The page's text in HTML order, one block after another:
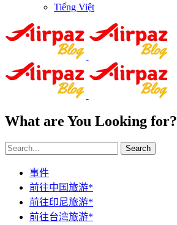
Tiếng Việt
What are You Looking for?
Search
事件
前往中国旅游*
前往印尼旅游*
前往台湾旅游*